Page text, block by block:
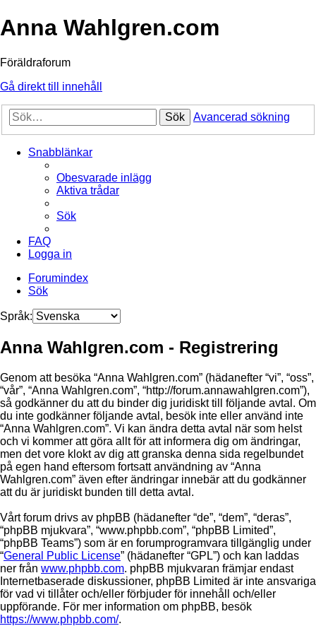
Anna Wahlgren.com
Föräldraforum
Gå direkt till innehåll
Sök Avancerad sökning
Snabblänkar
Obesvarade inlägg
Aktiva trådar
Sök
FAQ
Logga in
Forumindex
Sök
Språk:
Anna Wahlgren.com - Registrering
Genom att besöka “Anna Wahlgren.com” (hädanefter “vi”, “oss”,
“vår”, “Anna Wahlgren.com”, “http://forum.annawahlgren.com”),
så godkänner du att du binder dig juridiskt till följande avtal. Om
du inte godkänner följande avtal, besök inte eller använd inte
“Anna Wahlgren.com”. Vi kan ändra detta avtal när som helst
och vi kommer att göra allt för att informera dig om ändringar,
men det vore klokt av dig att granska denna sida regelbundet
på egen hand eftersom fortsatt användning av “Anna
Wahlgren.com” även efter ändringar innebär att du godkänner
att du är juridiskt bunden till detta avtal.
Vårt forum drivs av phpBB (hädanefter “de”, “dem”, “deras”,
“phpBB mjukvara”, “www.phpbb.com”, “phpBB Limited”,
“phpBB Teams”) som är en forumprogramvara tillgänglig under
“General Public License” (hädanefter “GPL”) och kan laddas
ner från www.phpbb.com. phpBB mjukvaran främjar endast
Internetbaserade diskussioner, phpBB Limited är inte ansvariga
för vad vi tillåter och/eller förbjuder för innehåll och/eller
uppförande. För mer information om phpBB, besök
https://www.phpbb.com/.